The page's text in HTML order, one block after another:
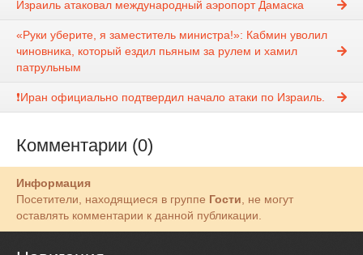
Израиль атаковал международный аэропорт Дамаска
«Руки уберите, я заместитель министра!»: Кабмин уволил
чиновника, который ездил пьяным за рулем и хамил
патрульным
❗️Иран официально подтвердил начало атаки по Израиль.
Комментарии (0)
Информация
Посетители, находящиеся в группе Гости, не могут
оставлять комментарии к данной публикации.